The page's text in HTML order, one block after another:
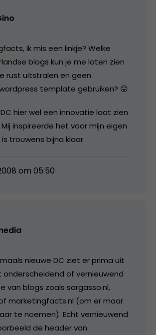
Ik mis een linkje? Welke
blogs kun je me laten zien
rust uitstralen en geen
template gebruiken? 😛
hier wel een innovatie laat zien
inspireerde het voor mijn eigen
trouwens bijna klaar.
om 05:50
nieuwe DC ziet er prima uit
onderscheidend of vernieuwend
van blogs zoals sargasso.nl,
marketingfacts.nl (om er maar
te noemen). Echt vernieuwend
de header van